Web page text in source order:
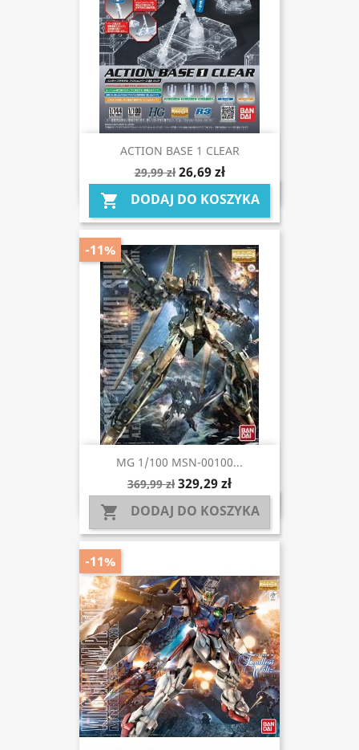
ACTION BASE 1 CLEAR
29,99 zł 26,69 zł
 DODAJ DO KOSZYKA
MG 1/100 MSN-00100...
369,99 zł 329,29 zł
 DODAJ DO KOSZYKA
-11%
-11%